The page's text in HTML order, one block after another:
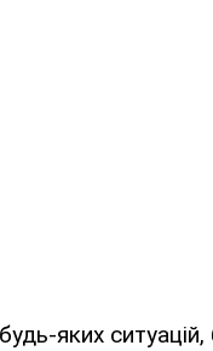
яких ситуацій,